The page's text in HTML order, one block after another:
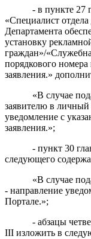
- в пункте 27
«Специалист
Департамента
установку
граждан»/
порядкового
заявления.»
«В случае
заявителю в личный
уведомление с
заявления.»;
-пункт 30
следующего
«В случае
- направление
Портале.»;
- абзацы
III изложить в